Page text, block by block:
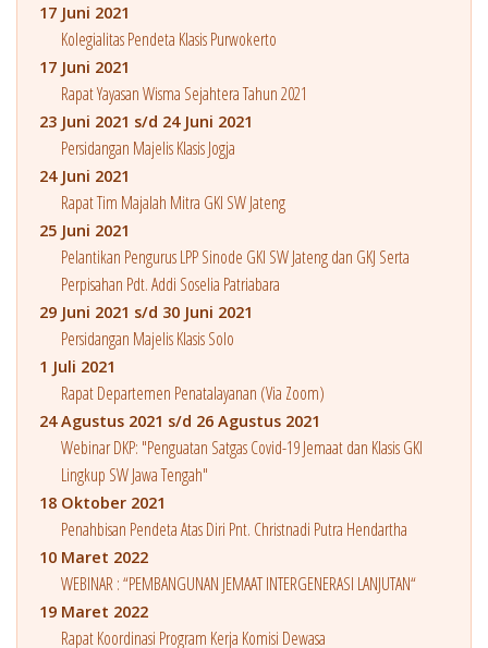
17 Juni 2021
Kolegialitas Pendeta Klasis Purwokerto
17 Juni 2021
Rapat Yayasan Wisma Sejahtera Tahun 2021
23 Juni 2021 s/d 24 Juni 2021
Persidangan Majelis Klasis Jogja
24 Juni 2021
Rapat Tim Majalah Mitra GKI SW Jateng
25 Juni 2021
Pelantikan Pengurus LPP Sinode GKI SW Jateng dan GKJ Serta
Perpisahan Pdt. Addi Soselia Patriabara
29 Juni 2021 s/d 30 Juni 2021
Persidangan Majelis Klasis Solo
1 Juli 2021
Rapat Departemen Penatalayanan (Via Zoom)
24 Agustus 2021 s/d 26 Agustus 2021
Webinar DKP: "Penguatan Satgas Covid-19 Jemaat dan Klasis GKI
Lingkup SW Jawa Tengah"
18 Oktober 2021
Penahbisan Pendeta Atas Diri Pnt. Christnadi Putra Hendartha
10 Maret 2022
WEBINAR : “PEMBANGUNAN JEMAAT INTERGENERASI LANJUTAN“
19 Maret 2022
Rapat Koordinasi Program Kerja Komisi Dewasa